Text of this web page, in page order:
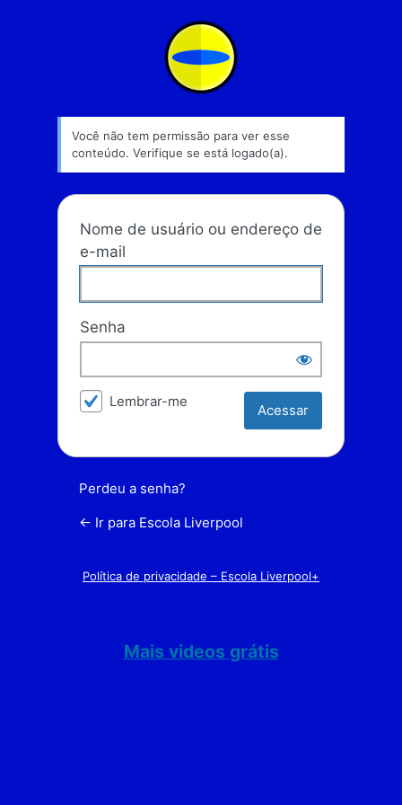
Você não tem permissão para ver esse
conteúdo. Verifique se está logado(a).
Nome de usuário ou endereço de
e-mail
Senha
Lembrar-me
Perdeu a senha?
← Ir para Escola Liverpool
Política de privacidade – Escola Liverpool+
Mais videos grátis